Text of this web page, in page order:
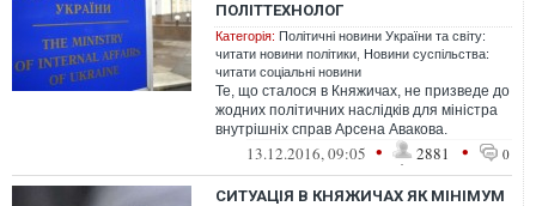
ПОЛІТТЕХНОЛОГ
Категорія: Політичні новини України та світу:
читати новини політики Новини суспільства:
читати соціальні новини
Те, що сталося в Княжичах, не призведе до
жодних політичних наслідків для міністра
внутрішніх справ Арсена Авакова.
13.12.2016, 09:05 • 2881 • 0
СИТУАЦІЯ В КНЯЖИЧАХ ЯК МІНІМУМ